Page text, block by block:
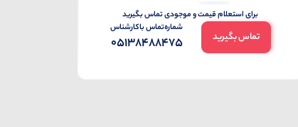
برای استعلام قیمت و موجودی تماس بگیرید
تماس بگیرید
شماره‌تماس‌ با‌کارشناس
05138488475